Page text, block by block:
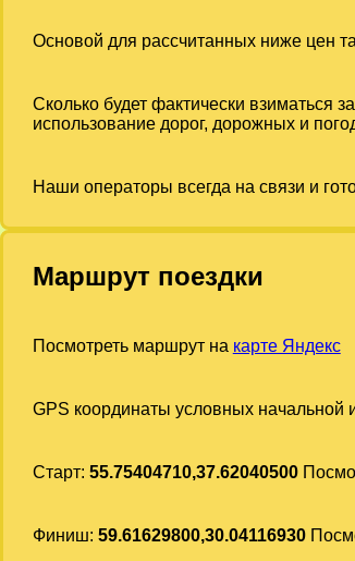
Основой для рассчитанных ниже цен
Сколько будет фактически взиматься
использование дорог, дорожных и
Наши операторы всегда на связи и
Маршрут поездки
Посмотреть маршрут на карте Яндекс
GPS координаты условных начальной
Старт: 55.75404710,37.62040500
Финиш: 59.61629800,30.04116930